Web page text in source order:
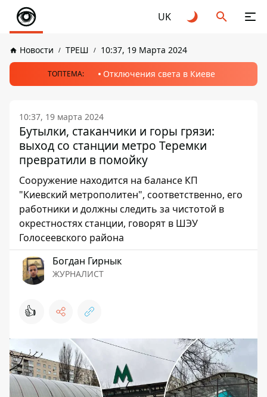
UK
Новости ТРЕШ 10:37, 19 Марта 2024
ТОПТЕМА: Отключения света в Киеве
10:37, 19 марта 2024
Бутылки, стаканчики и горы грязи:
выход со станции метро Теремки
превратили в помойку
Сооружение находится на балансе КП
"Киевский метрополитен", соответственно, его
работники и должны следить за чистотой в
окрестностях станции, говорят в ШЭУ
Голосеевского района
Богдан Гирнык
ЖУРНАЛИСТ
👍